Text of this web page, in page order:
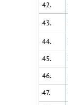
42.
43.
44.
45.
46.
47.